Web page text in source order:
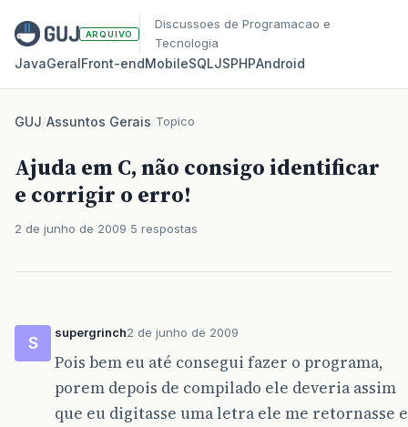
ARQUIVO
Discussoes de Programacao e
Tecnologia
JavaGeralFront‑endMobileSQLJSPHPAndroid
GUJ/Assuntos Gerais/Topico
Ajuda em C, não consigo identificar
e corrigir o erro!
2 de junho de 2009 5 respostas
S
supergrinch2 de junho de 2009
Pois bem eu até consegui fazer o programa,
porem depois de compilado ele deveria assim
que eu digitasse uma letra ele me retornasse